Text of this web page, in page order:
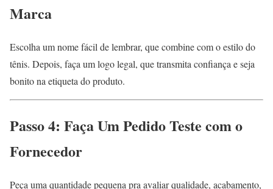
Marca
Escolha um nome fácil de lembrar, que combine com o estilo do
tênis. Depois, faça um logo legal, que transmita confiança e seja
bonito na etiqueta do produto.
Passo 4: Faça Um Pedido Teste com o
Fornecedor
Peça uma quantidade pequena pra avaliar qualidade, acabamento,